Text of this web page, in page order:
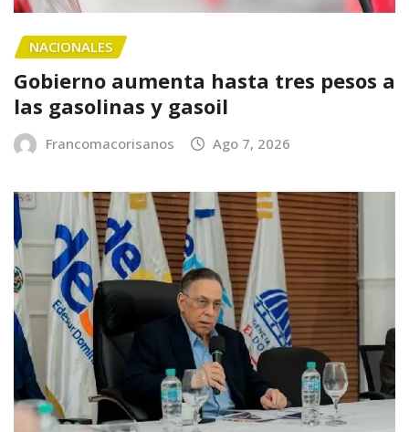
NACIONALES
Gobierno aumenta hasta tres pesos a
las gasolinas y gasoil
Francomacorisanos Ago 7, 2026